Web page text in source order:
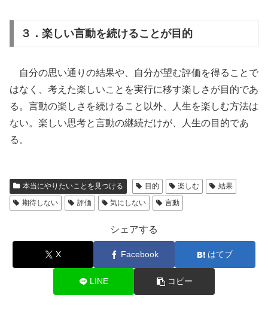
３．楽しい言動を続けることが目的
自分の思い通りの結果や、自分が望む評価を得ることで
はなく、考えた楽しいことを実行に移す楽しさが目的であ
る。言動の楽しさを続けること以外、人生を楽しむ方法は
ない。楽しい思考と言動の継続だけが、人生の目的であ
る。
本当にやりたいことを見つける 目的 楽しむ
結果
期待しない
評価 気にしない 言動
シェアする
X Facebook はてブ
LINE コピー